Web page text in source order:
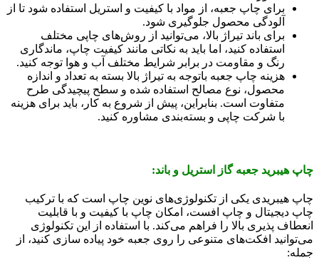
برای چاپ جعبه، از مواد با کیفیت و استریل استفاده شود تا از
آلودگی محصول جلوگیری شود.
برای باند تیراژ بالا، می‌توانید از روش‌های چاپی مختلف
استفاده کنید، اما باید به نکاتی مانند کیفیت چاپ، ماندگاری
رنگ و مقاومت در برابر شرایط مختلف آب و هوا توجه کنید.
هزینه چاپ جعبه باتوجه به تیراژ بالا بسته به تعداد و اندازه
محصول، نوع مصالح استفاده شده و سطح پیچیدگی طرح
متفاوت است. بنابراین، پیش از شروع به کار، باید برای هزینه
با شرکت چاپی و بسته‌بندی مشاوره کنید.
چاپ هیبرید جعبه گاز استریل و باند:
چاپ هیبریدی یکی از تکنولوژی‌های نوین چاپ است که با ترکیب
چاپ دیجیتال و چاپ افست، امکان چاپ با کیفیت و با قابلیت
انعطاف پذیری بالا را فراهم می‌کند. با استفاده از این تکنولوژی
می‌توانید افکت‌های متنوعی را روی جعبه خود پیاده سازی کنید، از
جمله: